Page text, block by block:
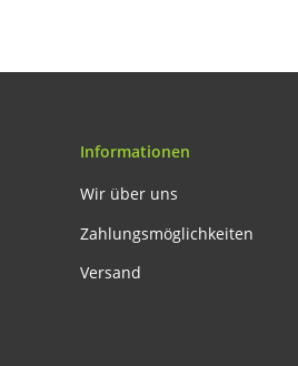
Informationen
Wir über uns
Zahlungsmöglichkeiten
Versand